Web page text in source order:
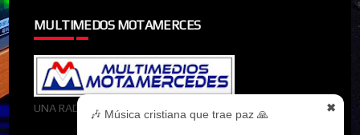
✖
🎶 Música cristiana que trae paz 🙏
MULTIMEDOS MOTAMERCES
UNA RADIOMIEMBRO DE MULTIMEDOS MOTAMERCES